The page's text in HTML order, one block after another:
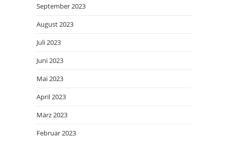
September 2023
August 2023
Juli 2023
Juni 2023
Mai 2023
April 2023
März 2023
Februar 2023